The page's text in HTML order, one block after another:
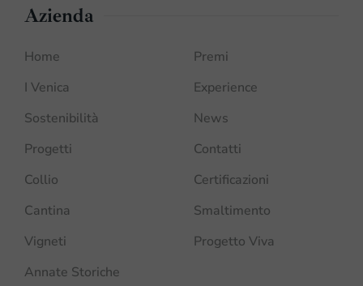
Azienda
Home
I Venica
Sostenibilità
Progetti
Collio
Cantina
Vigneti
Annate Storiche
Premi
Experience
News
Contatti
Certificazioni
Smaltimento
Progetto Viva